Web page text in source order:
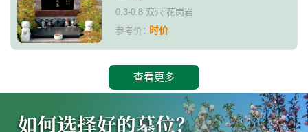
0.3-0.8 双穴 花岗岩
参考价：时价
查看更多